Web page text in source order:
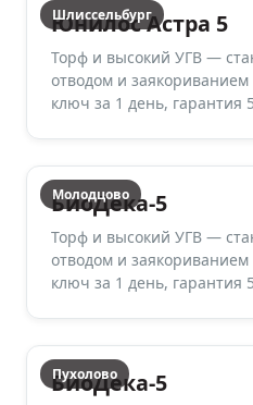
Шлиссельбург
Юнилос Астра 5
Торф и высокий УГВ —
отводом и
ключ за 1 день, гарантия
Молодцово
БиоДека-5
Торф и высокий УГВ —
отводом и
ключ за 1 день, гарантия
Пухолово
БиоДека-5